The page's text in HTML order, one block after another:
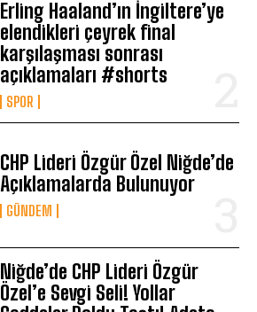
Erling Haaland’ın İngiltere’ye
elendikleri çeyrek final
karşılaşması sonrası
açıklamaları #shorts
SPOR
CHP Lideri Özgür Özel Niğde’de
Açıklamalarda Bulunuyor
GÜNDEM
Niğde’de CHP Lideri Özgür
Özel’e Sevgi Seli! Yollar